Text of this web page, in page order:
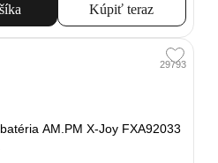
Kúpiť teraz
29793
AM.PM X-Joy FXA92033